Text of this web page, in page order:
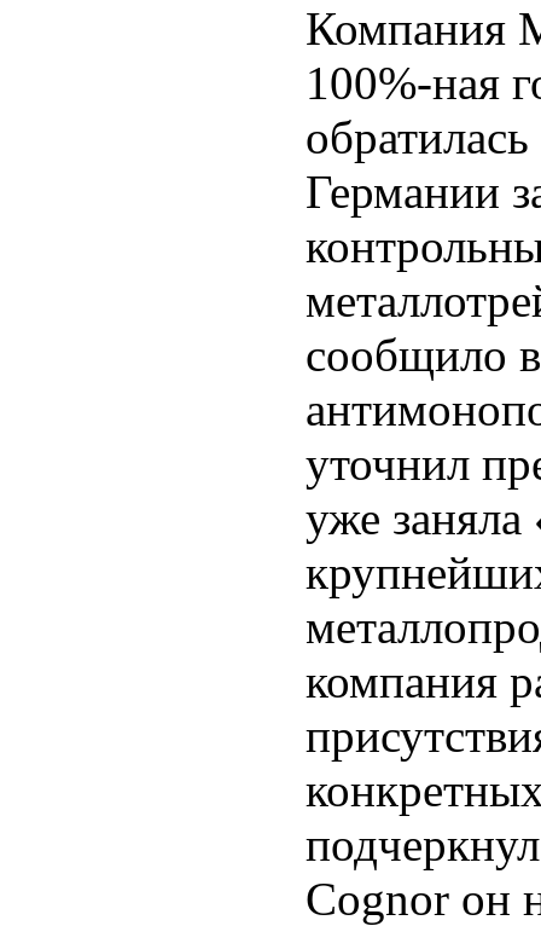
Компания
100%-ная
Германии
сообщило
уточнил
уже заняла
компания
Cognor он